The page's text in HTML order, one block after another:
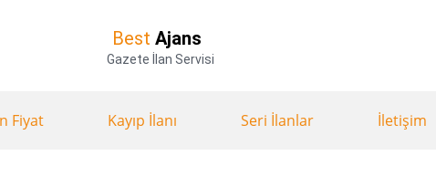
Best Ajans
Gazete İlan Servisi
Fiyat Kayıp İlanı Seri İlanlar İletişim